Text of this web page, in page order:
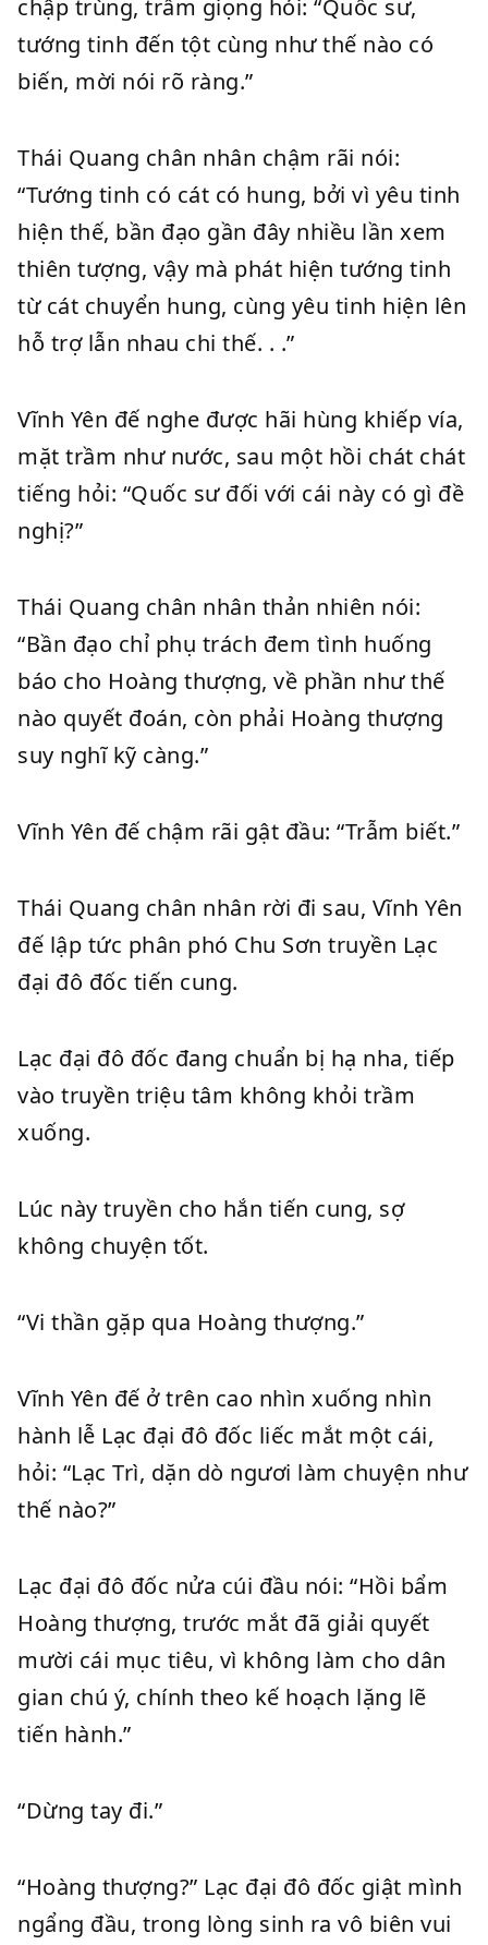
chập trùng, trầm giọng hỏi: “Quốc sư,
tướng tinh đến tột cùng như thế nào có
biến, mời nói rõ ràng.”
Thái Quang chân nhân chậm rãi nói:
“Tướng tinh có cát có hung, bởi vì yêu tinh
hiện thế, bần đạo gần đây nhiều lần xem
thiên tượng, vậy mà phát hiện tướng tinh
từ cát chuyển hung, cùng yêu tinh hiện lên
hỗ trợ lẫn nhau chi thế. . .”
Vĩnh Yên đế nghe được hãi hùng khiếp vía,
mặt trầm như nước, sau một hồi chát chát
tiếng hỏi: “Quốc sư đối với cái này có gì đề
nghị?”
Thái Quang chân nhân thản nhiên nói:
“Bần đạo chỉ phụ trách đem tình huống
báo cho Hoàng thượng, về phần như thế
nào quyết đoán, còn phải Hoàng thượng
suy nghĩ kỹ càng.”
Vĩnh Yên đế chậm rãi gật đầu: “Trẫm biết.”
Thái Quang chân nhân rời đi sau, Vĩnh Yên
đế lập tức phân phó Chu Sơn truyền Lạc
đại đô đốc tiến cung.
Lạc đại đô đốc đang chuẩn bị hạ nha, tiếp
vào truyền triệu tâm không khỏi trầm
xuống.
Lúc này truyền cho hắn tiến cung, sợ
không chuyện tốt.
“Vi thần gặp qua Hoàng thượng.”
Vĩnh Yên đế ở trên cao nhìn xuống nhìn
hành lễ Lạc đại đô đốc liếc mắt một cái,
hỏi: “Lạc Trì, dặn dò ngươi làm chuyện như
thế nào?”
Lạc đại đô đốc nửa cúi đầu nói: “Hồi bẩm
Hoàng thượng, trước mắt đã giải quyết
mười cái mục tiêu, vì không làm cho dân
gian chú ý, chính theo kế hoạch lặng lẽ
tiến hành.”
“Dừng tay đi.”
“Hoàng thượng?” Lạc đại đô đốc giật mình
ngẩng đầu, trong lòng sinh ra vô biên vui